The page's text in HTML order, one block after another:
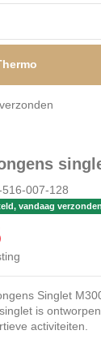
dag
516-007-128
vandaag verzonden
Singlet
is
activiteiten.